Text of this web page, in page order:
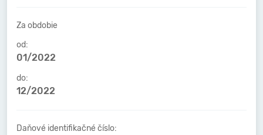
Za obdobie
od:
01/2022
do:
12/2022
Daňové identifikačné číslo: